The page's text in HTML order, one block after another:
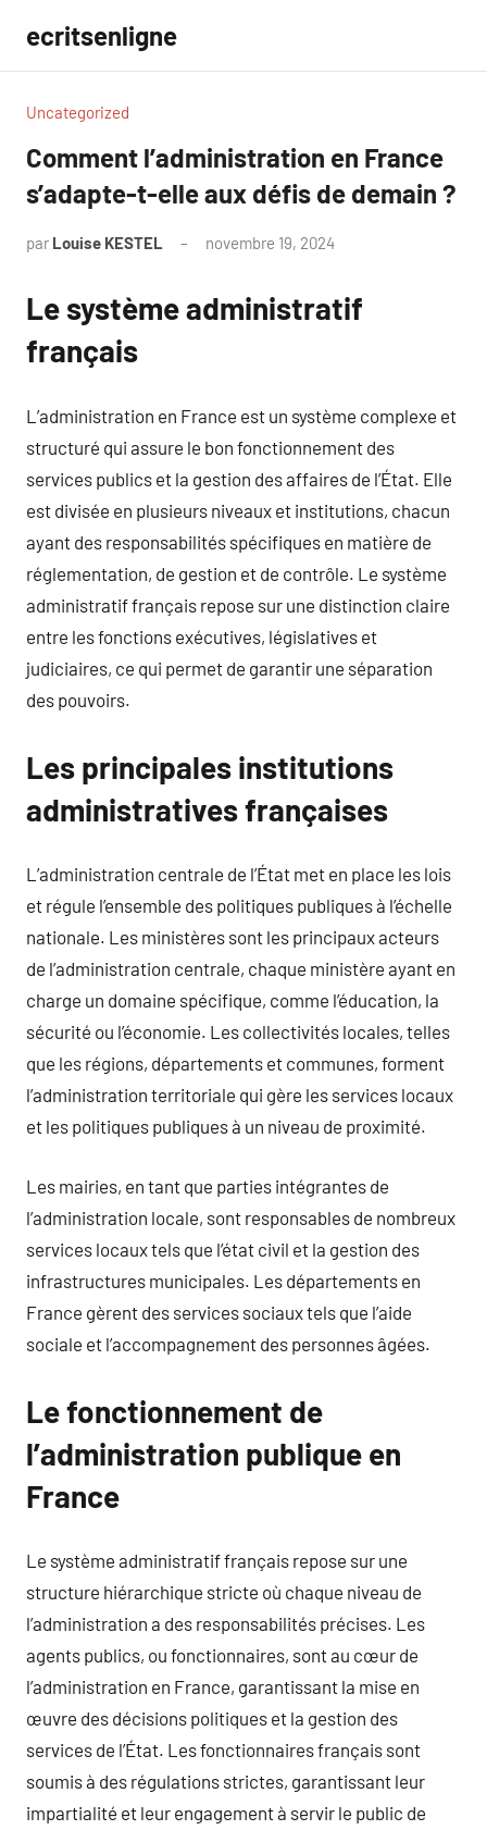
contenu
ecritsenligne
Uncategorized
Comment l’administration en France
s’adapte-t-elle aux défis de demain ?
par Louise KESTEL novembre 19, 2024
Le système administratif
français
L’administration en France est un système complexe et
structuré qui assure le bon fonctionnement des
services publics et la gestion des affaires de l’État. Elle
est divisée en plusieurs niveaux et institutions, chacun
ayant des responsabilités spécifiques en matière de
réglementation, de gestion et de contrôle. Le système
administratif français repose sur une distinction claire
entre les fonctions exécutives, législatives et
judiciaires, ce qui permet de garantir une séparation
des pouvoirs.
Les principales institutions
administratives françaises
L’administration centrale de l’État met en place les lois
et régule l’ensemble des politiques publiques à l’échelle
nationale. Les ministères sont les principaux acteurs
de l’administration centrale, chaque ministère ayant en
charge un domaine spécifique, comme l’éducation, la
sécurité ou l’économie. Les collectivités locales, telles
que les régions, départements et communes, forment
l’administration territoriale qui gère les services locaux
et les politiques publiques à un niveau de proximité.
Les mairies, en tant que parties intégrantes de
l’administration locale, sont responsables de nombreux
services locaux tels que l’état civil et la gestion des
infrastructures municipales. Les départements en
France gèrent des services sociaux tels que l’aide
sociale et l’accompagnement des personnes âgées.
Le fonctionnement de
l’administration publique en
France
Le système administratif français repose sur une
structure hiérarchique stricte où chaque niveau de
l’administration a des responsabilités précises. Les
agents publics, ou fonctionnaires, sont au cœur de
l’administration en France, garantissant la mise en
œuvre des décisions politiques et la gestion des
services de l’État. Les fonctionnaires français sont
soumis à des régulations strictes, garantissant leur
impartialité et leur engagement à servir le public de